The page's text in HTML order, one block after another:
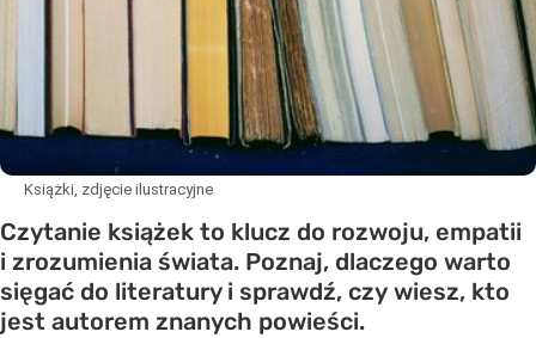
Książki, zdjęcie ilustracyjne
Czytanie książek to klucz do rozwoju, empatii
i zrozumienia świata. Poznaj, dlaczego warto
sięgać do literatury i sprawdź, czy wiesz, kto
jest autorem znanych powieści.